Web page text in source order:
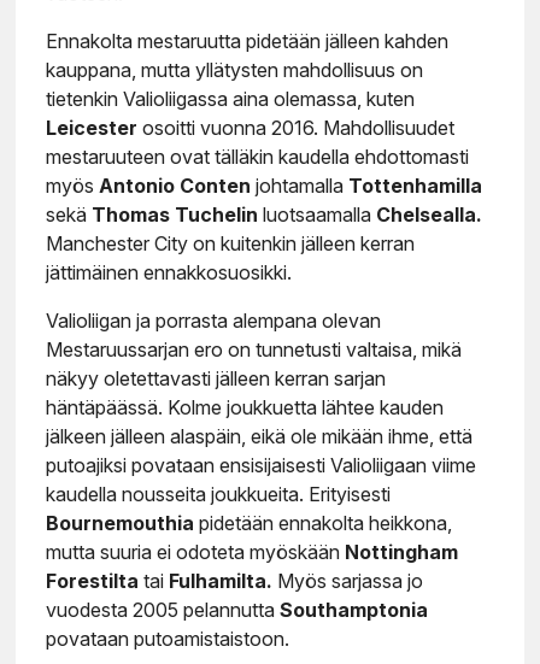
Ennakolta mestaruutta pidetään jälleen kahden
kauppana, mutta yllätysten mahdollisuus on
tietenkin Valioliigassa aina olemassa, kuten
Leicesterosoitti vuonna 2016. Mahdollisuudet
mestaruuteen ovat tälläkin kaudella ehdottomasti
myös Antonio Contenjohtamalla Tottenhamilla
sekä Thomas Tuchelinluotsaamalla Chelsealla.
Manchester City on kuitenkin jälleen kerran
jättimäinen ennakkosuosikki.
Valioliigan ja porrasta alempana olevan
Mestaruussarjan ero on tunnetusti valtaisa, mikä
näkyy oletettavasti jälleen kerran sarjan
häntäpäässä. Kolme joukkuetta lähtee kauden
jälkeen jälleen alaspäin, eikä ole mikään ihme, että
putoajiksi povataan ensisijaisesti Valioliigaan viime
kaudella nousseita joukkueita. Erityisesti
Bournemouthiapidetään ennakolta heikkona,
mutta suuria ei odoteta myöskään Nottingham
Forestiltatai Fulhamilta. Myös sarjassa jo
vuodesta 2005 pelannuttaSouthamptonia
povataan putoamistaistoon.